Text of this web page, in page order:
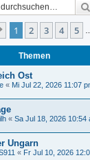
Seite 1von 12
1 2 3 4 5
Themen
Ost
« Mi Jul 22, 2026 11:07
« Sa Jul 18, 2026 10:54
Ungarn
« Fr Jul 10, 2026